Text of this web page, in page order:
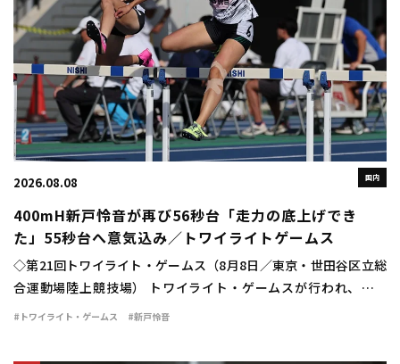
国内
2026.08.08
400mH新戸怜音が再び56秒台「走力の底上げでき
た」55秒台へ意気込み／トワイライトゲームス
◇第21回トワイライト・ゲームス（8月8日／東京・世田谷区立総
合運動場陸上競技場） トワイライト・ゲームスが行われ、女子
400mハードルは新戸怜音（VIDA）が56秒75の自己新で優勝し
#トワイライト・ゲームス #新戸怜音